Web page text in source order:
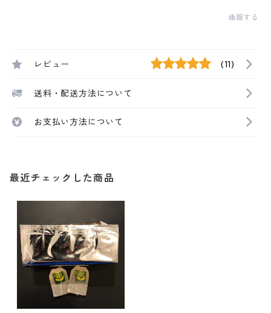
通報する
レビュー (11)
送料・配送方法について
お支払い方法について
最近チェックした商品